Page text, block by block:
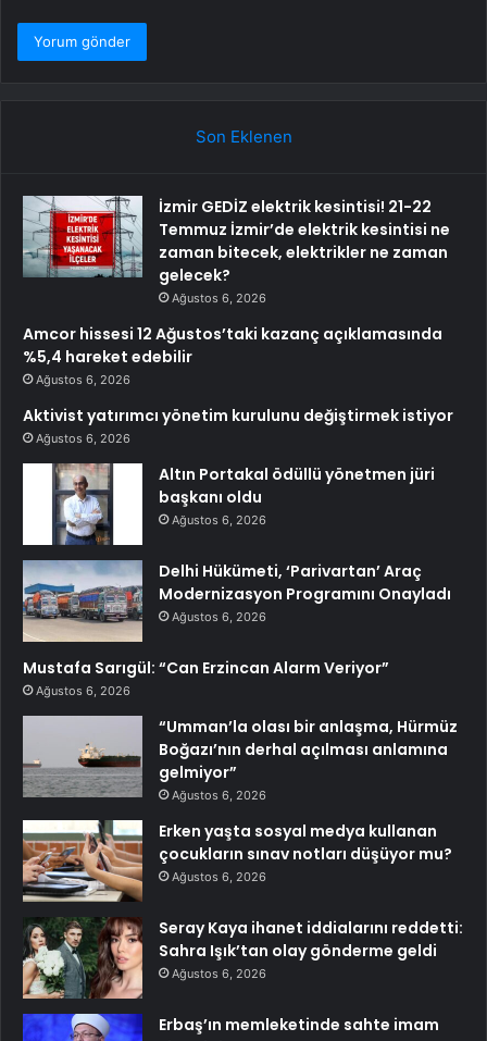
Son Eklenen
İzmir GEDİZ elektrik kesintisi! 21-22
Temmuz İzmir’de elektrik kesintisi ne
zaman bitecek, elektrikler ne zaman
gelecek?
Ağustos 6, 2026
Amcor hissesi 12 Ağustos’taki kazanç açıklamasında
%5,4 hareket edebilir
Ağustos 6, 2026
Aktivist yatırımcı yönetim kurulunu değiştirmek istiyor
Ağustos 6, 2026
Altın Portakal ödüllü yönetmen jüri
başkanı oldu
Ağustos 6, 2026
Delhi Hükümeti, ‘Parivartan’ Araç
Modernizasyon Programını Onayladı
Ağustos 6, 2026
Mustafa Sarıgül: “Can Erzincan Alarm Veriyor”
Ağustos 6, 2026
“Umman’la olası bir anlaşma, Hürmüz
Boğazı’nın derhal açılması anlamına
gelmiyor”
Ağustos 6, 2026
Erken yaşta sosyal medya kullanan
çocukların sınav notları düşüyor mu?
Ağustos 6, 2026
Seray Kaya ihanet iddialarını reddetti:
Sahra Işık’tan olay gönderme geldi
Ağustos 6, 2026
Erbaş’ın memleketinde sahte imam